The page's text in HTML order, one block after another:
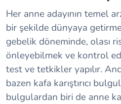
Her anne adayının temel
bir şekilde dünyaya
gebelik döneminde, olası
önleyebilmek ve kontrol
test ve tetkikler yapılır.
bazen kafa karıştırıcı
bulgulardan biri de anne